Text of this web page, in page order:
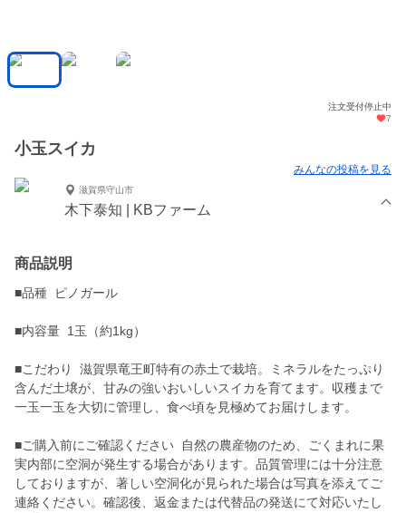
注文受付停止中
7
小玉スイカ
みんなの投稿を見る
滋賀県守山市
木下泰知 | KBファーム
商品説明
■品種 ピノガール
■内容量 1玉（約1kg）
■こだわり 滋賀県竜王町特有の赤土で栽培。ミネラルをたっぷり
含んだ土壌が、甘みの強いおいしいスイカを育てます。収穫まで
一玉一玉を大切に管理し、食べ頃を見極めてお届けします。
■ご購入前にご確認ください 自然の農産物のため、ごくまれに果
実内部に空洞が発生する場合があります。品質管理には十分注意
しておりますが、著しい空洞化が見られた場合は写真を添えてご
連絡ください。確認後、返金または代替品の発送にて対応いたし